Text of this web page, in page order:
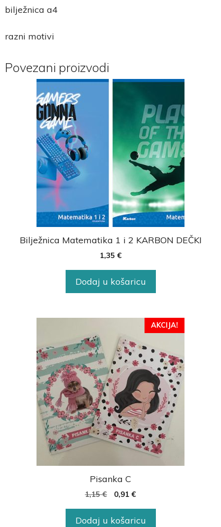
bilježnica a4
razni motivi
Povezani proizvodi
Bilježnica Matematika 1 i 2 KARBON DEČKI
1,35 €
Dodaj u košaricu
AKCIJA!
Pisanka C
1,15€ 0,91 €
Dodaj u košaricu